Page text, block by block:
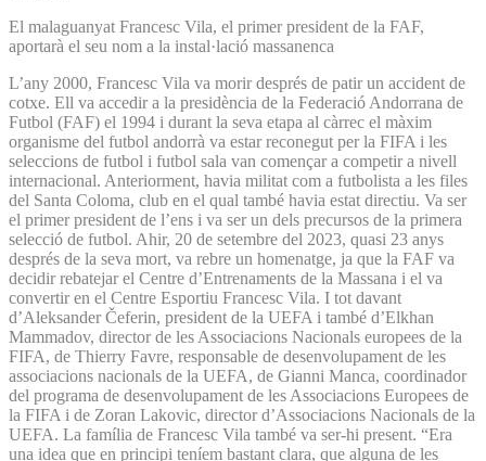
El malaguanyat Francesc Vila, el primer president de la FAF,
aportarà el seu nom a la instal·lació massanenca
L’any 2000, Francesc Vila va morir després de patir un accident de
cotxe. Ell va accedir a la presidència de la Federació Andorrana de
Futbol (FAF) el 1994 i durant la seva etapa al càrrec el màxim
organisme del futbol andorrà va estar reconegut per la FIFA i les
seleccions de futbol i futbol sala van començar a competir a nivell
internacional. Anteriorment, havia militat com a futbolista a les files
del Santa Coloma, club en el qual també havia estat directiu. Va ser
el primer president de l’ens i va ser un dels precursos de la primera
selecció de futbol. Ahir, 20 de setembre del 2023, quasi 23 anys
després de la seva mort, va rebre un homenatge, ja que la FAF va
decidir rebatejar el Centre d’Entrenaments de la Massana i el va
convertir en el Centre Esportiu Francesc Vila. I tot davant
d’Aleksander Čeferin, president de la UEFA i també d’Elkhan
Mammadov, director de les Associacions Nacionals europees de la
FIFA, de Thierry Favre, responsable de desenvolupament de les
associacions nacionals de la UEFA, de Gianni Manca, coordinador
del programa de desenvolupament de les Associacions Europees de
la FIFA i de Zoran Lakovic, director d’Associacions Nacionals de la
UEFA. La família de Francesc Vila també va ser-hi present. “Era
una idea que en principi teníem bastant clara, que alguna de les